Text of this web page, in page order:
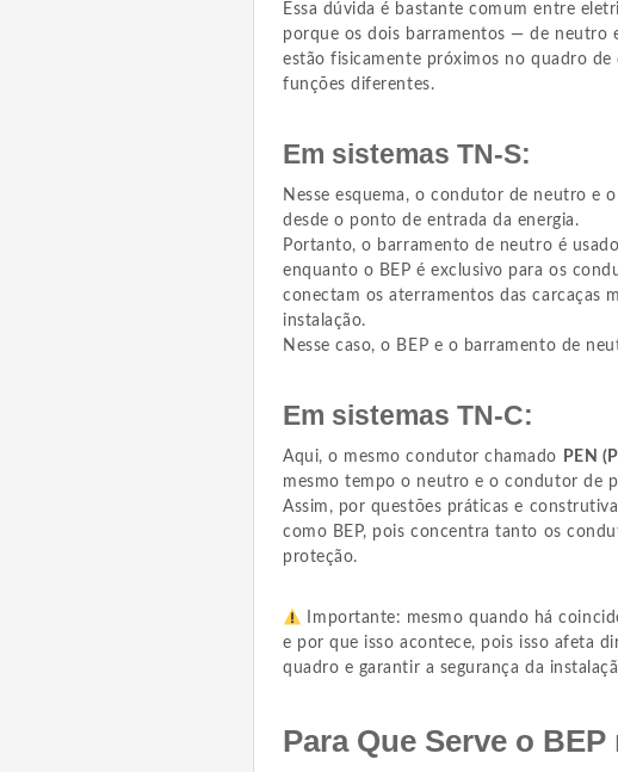
Essa dúvida é bastante comum entre
porque os dois barramentos — de neutro
estão fisicamente próximos no quadro
funções diferentes.
Em sistemas TN-S:
Nesse esquema, o condutor de neutro e
desde o ponto de entrada da energia.
Portanto, o barramento de neutro é
enquanto o BEP é exclusivo para os
conectam os aterramentos das carcaças
instalação.
Nesse caso, o BEP e o barramento de
Em sistemas TN-C:
Aqui, o mesmo condutor chamado PEN
mesmo tempo o neutro e o condutor de
Assim, por questões práticas e
como BEP, pois concentra tanto os
proteção.
Importante: mesmo quando há
e por que isso acontece, pois isso afeta
quadro e garantir a segurança da
Para Que Serve o